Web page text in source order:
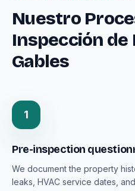
Nuestro
Inspección de
Gables
1
Pre-inspection
We document the property
leaks, HVAC service dates,